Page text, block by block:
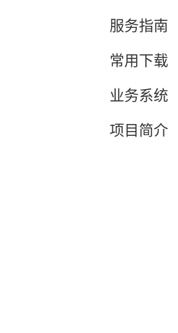
服务指南
常用下载
业务系统
项目简介